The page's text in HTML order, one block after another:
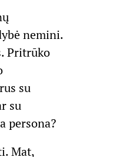
nemini.
Pritrūko
su
su
persona?
Mat,